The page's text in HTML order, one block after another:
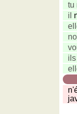
tu
il
ils